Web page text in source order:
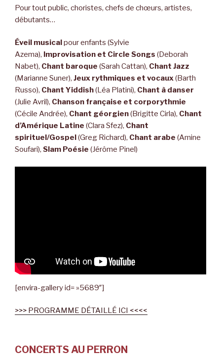
Pour tout public, choristes, chefs de chœurs, artistes,
débutants…
Éveil musicalpour enfants (Sylvie
Azema), Improvisation et Circle Songs (Deborah
Nabet), Chant baroque (Sarah Cattan), Chant Jazz
(Marianne Suner), Jeux rythmiques et vocaux(Barth
Russo), Chant Yiddish(Léa Platini), Chant à danser
(Julie Avril), Chanson française et corporythmie
(Cécile Andrée), Chant géorgien(Brigitte Cirla), Chant
d’Amérique Latine (Clara Sfez), Chant
spirituel/Gospel(Greg Richard), Chant arabe (Amine
Soufari), Slam Poésie (Jérôme Pinel)
[envira-gallery id= »5689″]
>>> PROGRAMME DÉTAILLÉ ICI <<<<
CONCERTS AU PERRON